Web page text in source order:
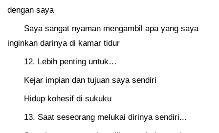
dengan saya
Saya sangat nyaman mengambil apa yang saya
inginkan darinya di kamar tidur
12. Lebih penting untuk…
Kejar impian dan tujuan saya sendiri
Hidup kohesif di sukuku
13. Saat seseorang melukai dirinya sendiri...